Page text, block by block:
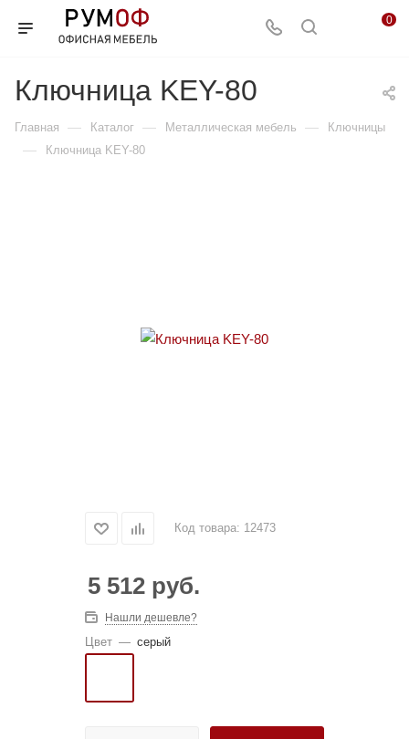
0
Ключница KEY-80
Главная — Каталог — Металлическая мебель — Ключницы
— Ключница KEY-80
Код товара: 12473
5 512 руб.
Нашли дешевле?
Цвет — серый